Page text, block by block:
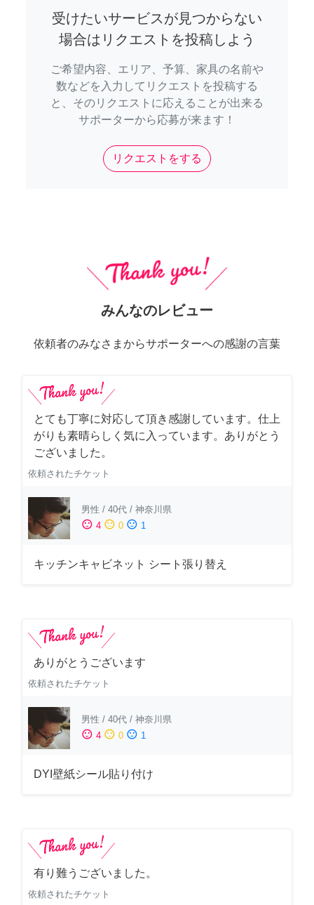
受けたいサービスが見つからない
場合はリクエストを投稿しよう
ご希望内容、エリア、予算、家具の名前や
数などを入力してリクエストを投稿する
と、そのリクエストに応えることが出来る
サポーターから応募が来ます！
リクエストをする
みんなのレビュー
依頼者のみなさまからサポーターへの感謝の言葉
とても丁寧に対応して頂き感謝しています。仕上
がりも素晴らしく気に入っています。ありがとう
ございました。
依頼されたチケット
男性 / 40代 / 神奈川県
sentiment_satisfied 4 sentiment_neutral 0 sentiment_dissatisfied 1
キッチンキャビネット シート張り替え
ありがとうございます
依頼されたチケット
男性 / 40代 / 神奈川県
sentiment_satisfied 4 sentiment_neutral 0 sentiment_dissatisfied 1
DYI壁紙シール貼り付け
有り難うございました。
依頼されたチケット